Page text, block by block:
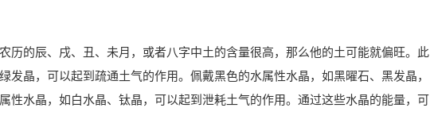
历的辰、戌、丑、未月，或者八字中土的含量很高，那么他的土可能就偏旺。此
发晶，可以起到疏通土气的作用。佩戴黑色的水属性水晶，如黑曜石、黑发晶，
性水晶，如白水晶、钛晶，可以起到泄耗土气的作用。通过这些水晶的能量，可